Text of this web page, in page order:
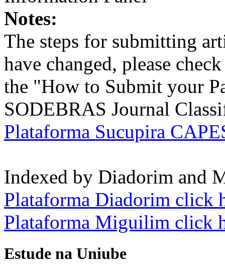
Notes:
The steps for submitting
have changed, please
the "How to Submit your
SODEBRAS Journal
Plataforma Sucupira
Indexed by Diadorim and
Plataforma Diadorim click
Plataforma Miguilim click
Estude na Uniube